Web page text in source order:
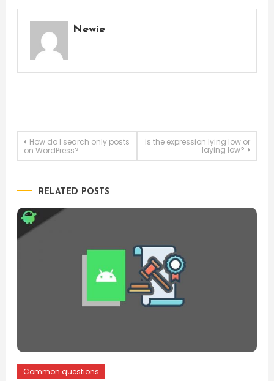
Newie
Post
How do I search only posts
on WordPress?
Is the expression lying low or
laying low?
RELATED POSTS
Common questions